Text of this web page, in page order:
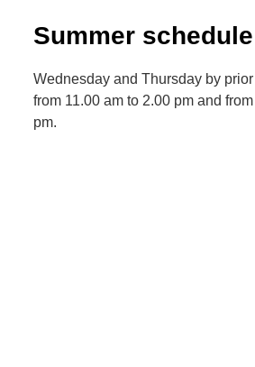
Summer
Wednesday and Thursday by
from 11.00 am to 2.00 pm and
pm.